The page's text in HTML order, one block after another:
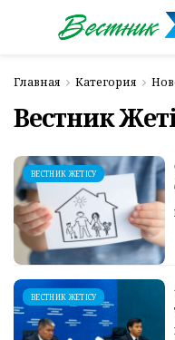
Главная Категория
Вестник
ВЕСТНИК ЖЕТІСУ
ВЕСТНИК ЖЕТІСУ